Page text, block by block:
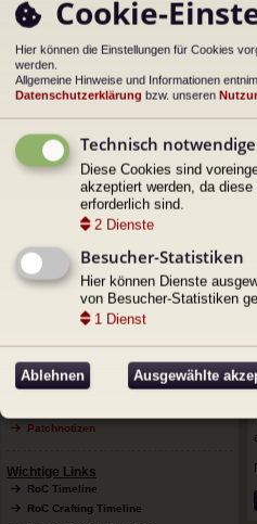
el
h
a
n
g
Zugriffe: 120474 •Kommentare: 0
122 Themen •
Menü
Impressum
Raidregeln
Datenschutz
Patchnotizen
Wichtige Links
RoC Timeline
RoC Crafting Timeline
Cookie-
Hier können die Einstellungen für Cookies
werden.
Allgemeine Hinweise und Informationen
Datenschutzerklärung bzw. unseren
Technisch
Diese Cookies sind
akzeptiert werden, da
erforderlich sind.
2 Dienste
Besucher-Statistiken
Hier können Dienste
von Besucher-Statistiken
1 Dienst
Ablehnen Ausgewählte